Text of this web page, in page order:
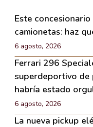
Este
camionetas: haz
6 agosto, 2026
Ferrari 296
superdeportivo de
habría estado
6 agosto, 2026
La nueva pickup